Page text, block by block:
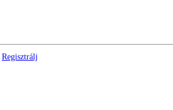
Regisztrálj